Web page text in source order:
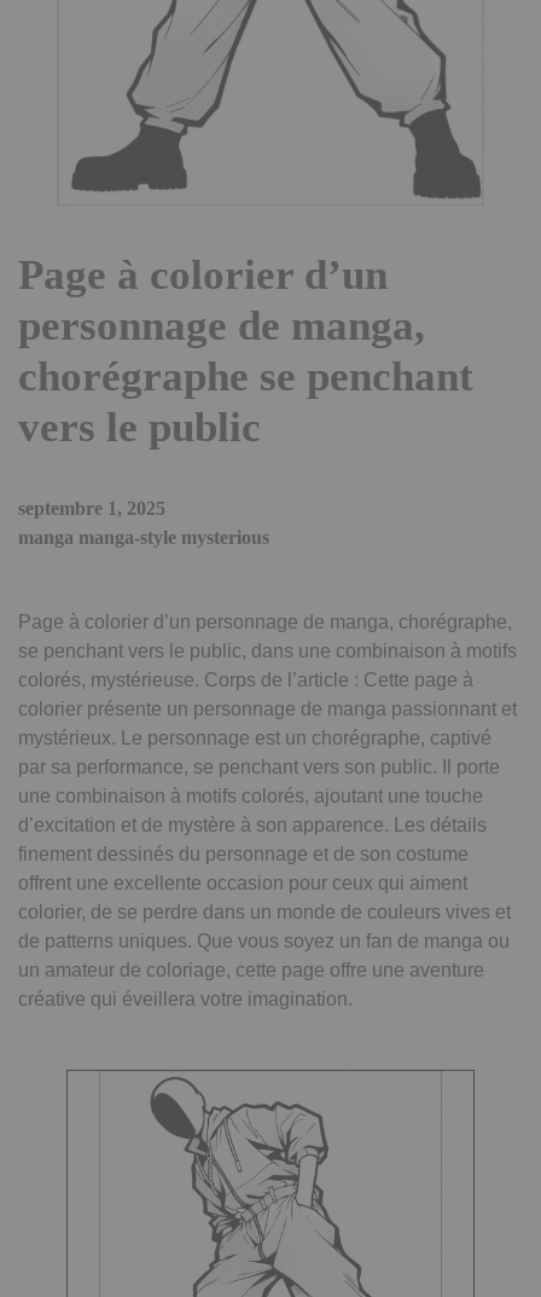
Page à colorier d’un
personnage de manga,
chorégraphe se penchant
vers le public
septembre 1, 2025
manga manga-style mysterious
Page à colorier d’un personnage de manga, chorégraphe,
se penchant vers le public, dans une combinaison à motifs
colorés, mystérieuse. Corps de l’article : Cette page à
colorier présente un personnage de manga passionnant et
mystérieux. Le personnage est un chorégraphe, captivé
par sa performance, se penchant vers son public. Il porte
une combinaison à motifs colorés, ajoutant une touche
d’excitation et de mystère à son apparence. Les détails
finement dessinés du personnage et de son costume
offrent une excellente occasion pour ceux qui aiment
colorier, de se perdre dans un monde de couleurs vives et
de patterns uniques. Que vous soyez un fan de manga ou
un amateur de coloriage, cette page offre une aventure
créative qui éveillera votre imagination.